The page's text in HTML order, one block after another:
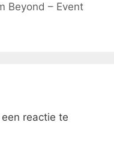
Beyond – Event
een reactie te